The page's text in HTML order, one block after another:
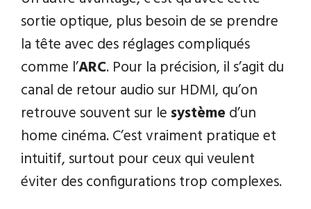
sortie optique, plus besoin de se prendre
la tête avec des réglages compliqués
comme l’ARC. Pour la précision, il s’agit du
canal de retour audio sur HDMI, qu’on
retrouve souvent sur le système d’un
home cinéma. C’est vraiment pratique et
intuitif, surtout pour ceux qui veulent
éviter des configurations trop complexes.